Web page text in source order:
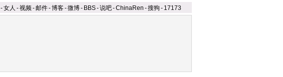
-女人 -视频-邮件-博客-微博- BBS-说吧-ChinaRen -搜狗 - 17173